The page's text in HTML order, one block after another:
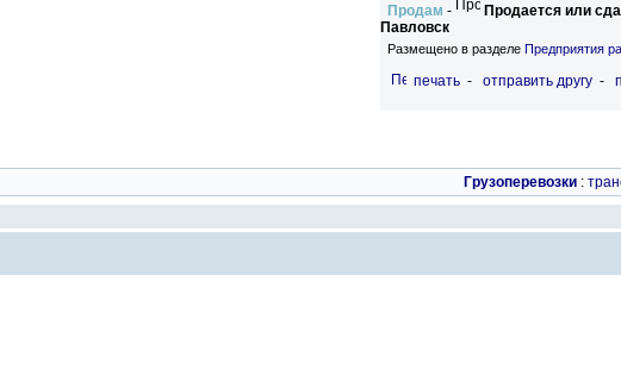
Продам -
Продается или
Павловск
Размещено в разделе Предприятия
печать - отправить другу -
Грузоперевозки :